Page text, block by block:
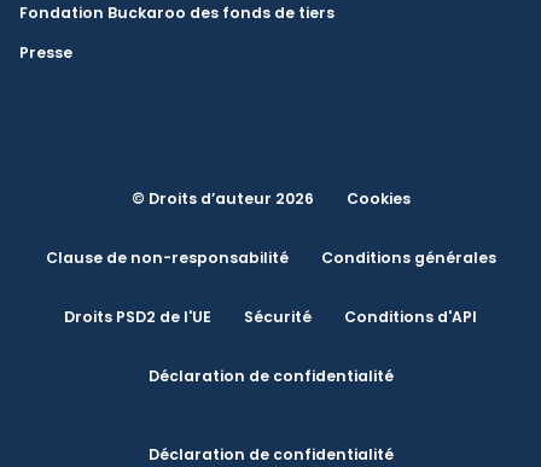
Fondation Buckaroo des fonds de tiers
Presse
© Droits d’auteur 2026 Cookies
Clause de non-responsabilité Conditions générales
Droits PSD2 de l'UE Sécurité Conditions d'API
Déclaration de confidentialité
Déclaration de confidentialité